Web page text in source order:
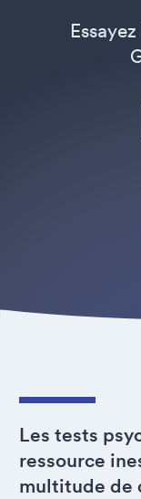
Les tests
ressource
multitude de